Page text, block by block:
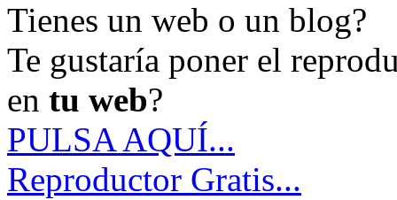
Tienes un web o un blog?
Te gustaría poner el
en tu web?
PULSA AQUÍ...
Reproductor Gratis...